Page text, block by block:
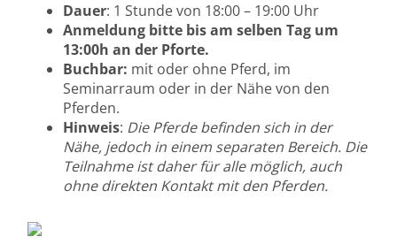
Dauer: 1 Stunde von 18:00 – 19:00 Uhr
Anmeldung bitte bis am selben Tag um
13:00h an der Pforte.
Buchbar: mit oder ohne Pferd, im
Seminarraum oder in der Nähe von den
Pferden.
Hinweis: Die Pferde befinden sich in der
Nähe, jedoch in einem separaten Bereich. Die
Teilnahme ist daher für alle möglich, auch
ohne direkten Kontakt mit den Pferden.